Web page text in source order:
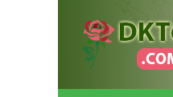
content